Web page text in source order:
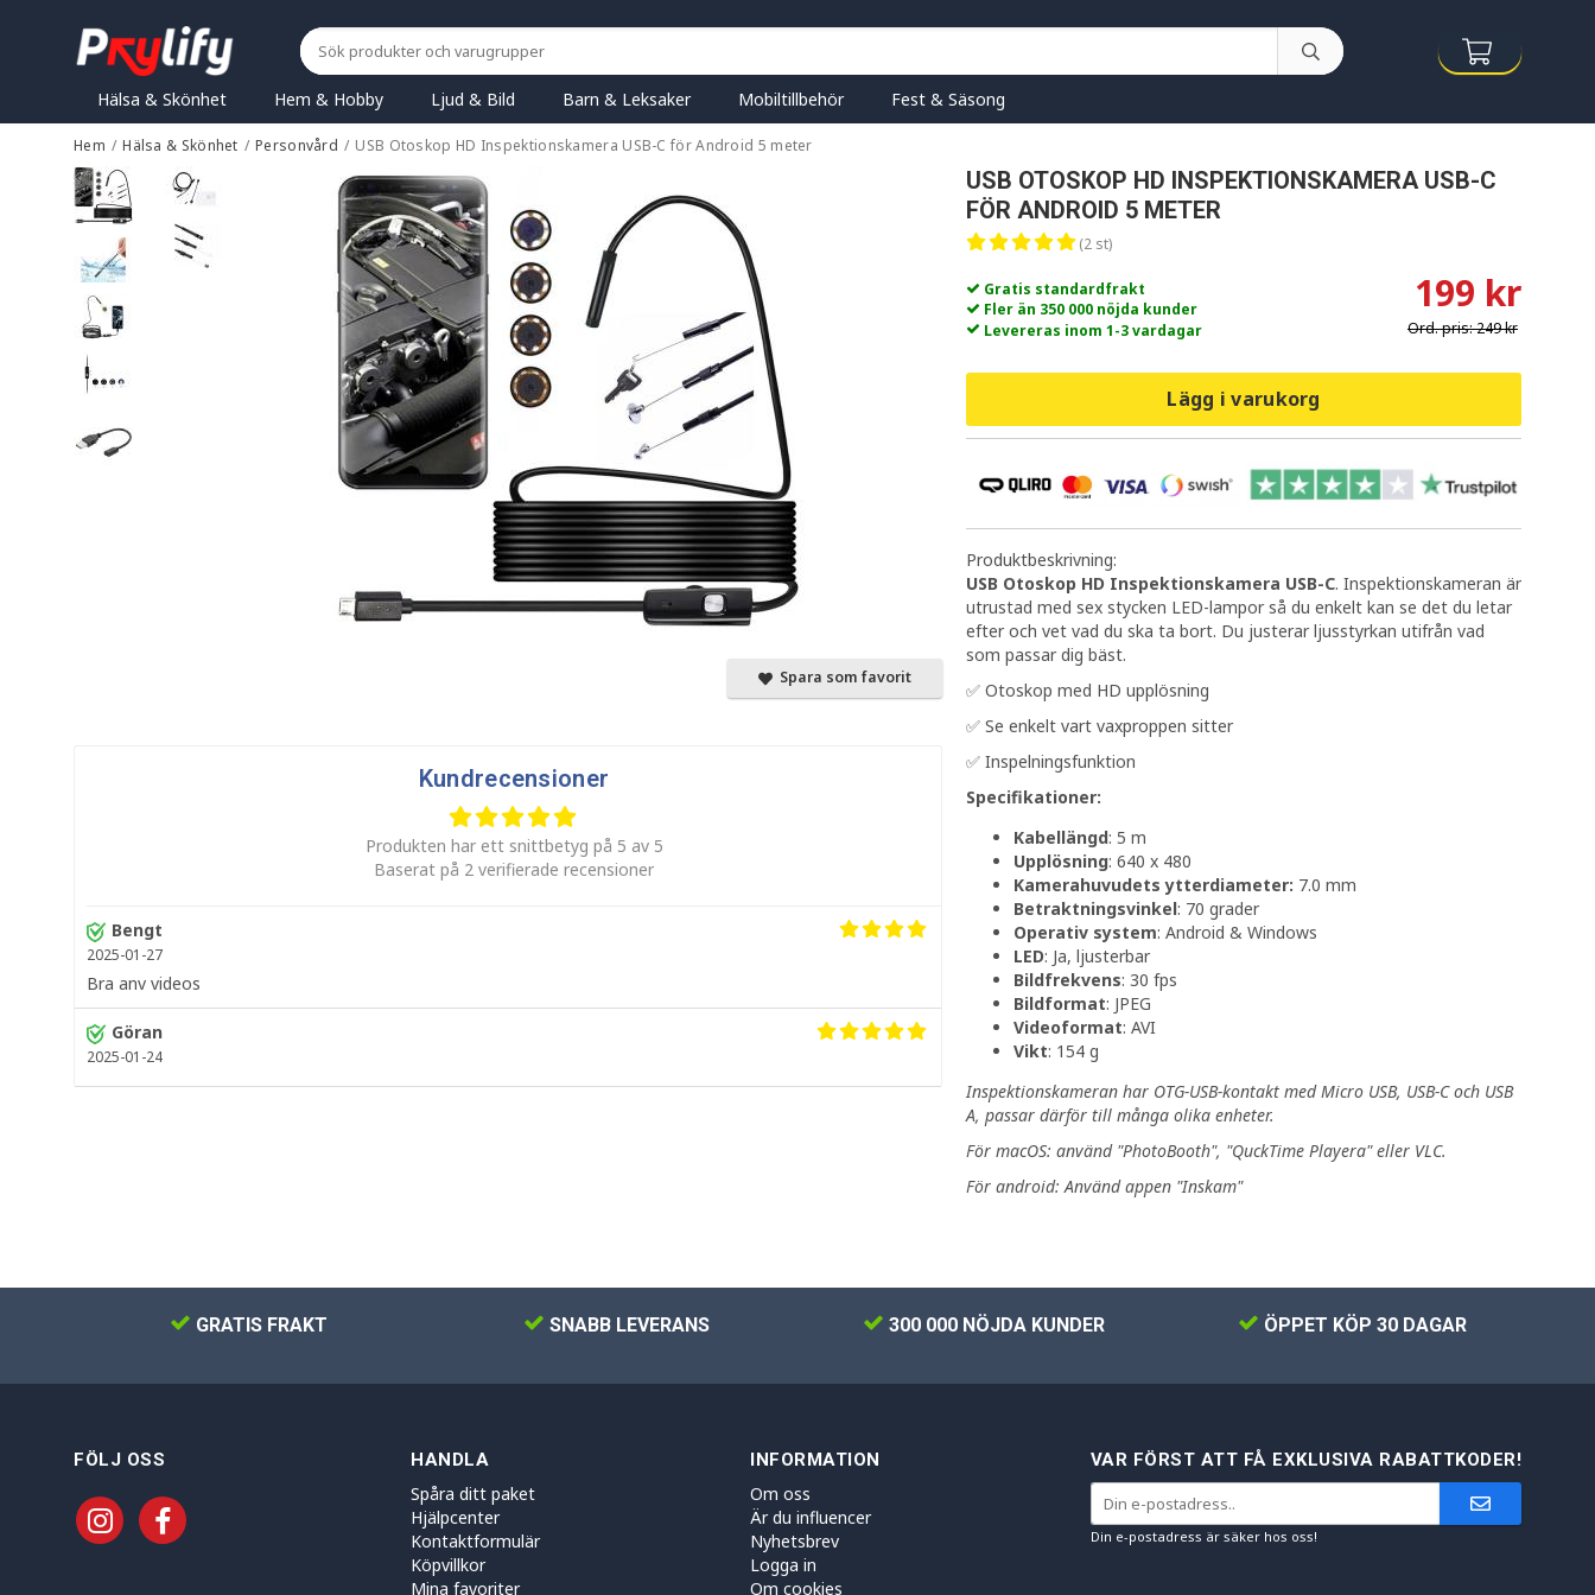
Hälsa & Skönhet Hem & Hobby Ljud & Bild Barn & Leksaker Mobiltillbehör Fest & Säsong
Hem / Hälsa & Skönhet / Personvård / USB Otoskop HD Inspektionskamera USB-C för Android 5 meter
USB OTOSKOP HD INSPEKTIONSKAMERA USB-C
FÖR ANDROID 5 METER
(2 st)
Gratis standardfrakt
Fler än 350 000 nöjda kunder
Levereras inom 1-3 vardagar
199 kr
Ord. pris:249 kr
Lägg i varukorg
Produktbeskrivning:
USB Otoskop HD Inspektionskamera USB-C. Inspektionskameran är
utrustad med sex stycken LED-lampor så du enkelt kan se det du letar
efter och vet vad du ska ta bort. Du justerar ljusstyrkan utifrån vad
som passar dig bäst.
✅ Otoskop med HD upplösning
✅ Se enkelt vart vaxproppen sitter
✅ Inspelningsfunktion
Specifikationer:
Kabellängd: 5 m
Upplösning: 640 x 480
Kamerahuvudets ytterdiameter: 7.0 mm
Betraktningsvinkel: 70 grader
Operativ system: Android & Windows
LED: Ja, ljusterbar
Bildfrekvens: 30 fps
Bildformat: JPEG
Videoformat: AVI
Vikt: 154 g
Inspektionskameran har OTG-USB-kontakt med Micro USB, USB-C och USB
A, passar därför till många olika enheter.
För macOS: använd "PhotoBooth", "QuckTime Playera" eller VLC.
För android: Använd appen "Inskam"
Spara som favorit
Kundrecensioner
Produkten har ett snittbetyg på 5 av 5
Baserat på 2 verifierade recensioner
Bengt
2025-01-27
Bra anv videos
Göran
2025-01-24
GRATIS FRAKT SNABB LEVERANS 300 000 NÖJDA KUNDER ÖPPET KÖP 30 DAGAR
FÖLJ OSS HANDLA
Spåra ditt paket
Hjälpcenter
Kontaktformulär
Köpvillkor
Mina favoriter
INFORMATION
Om oss
Är du influencer
Nyhetsbrev
Logga in
Om cookies
VAR FÖRST ATT FÅ EXKLUSIVA RABATTKODER!
Din e-postadress är säker hos oss!